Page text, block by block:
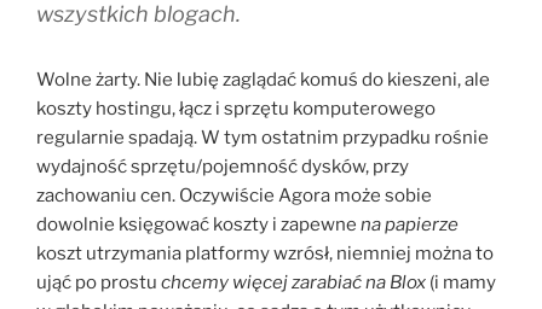
wszystkich blogach.
Wolne żarty. Nie lubię zaglądać komuś do kieszeni, ale
koszty hostingu, łącz i sprzętu komputerowego
regularnie spadają. W tym ostatnim przypadku rośnie
wydajność sprzętu/pojemność dysków, przy
zachowaniu cen. Oczywiście Agora może sobie
dowolnie księgować koszty i zapewne na papierze
koszt utrzymania platformy wzrósł, niemniej można to
ująć po prostu chcemy więcej zarabiać na Blox (i mamy